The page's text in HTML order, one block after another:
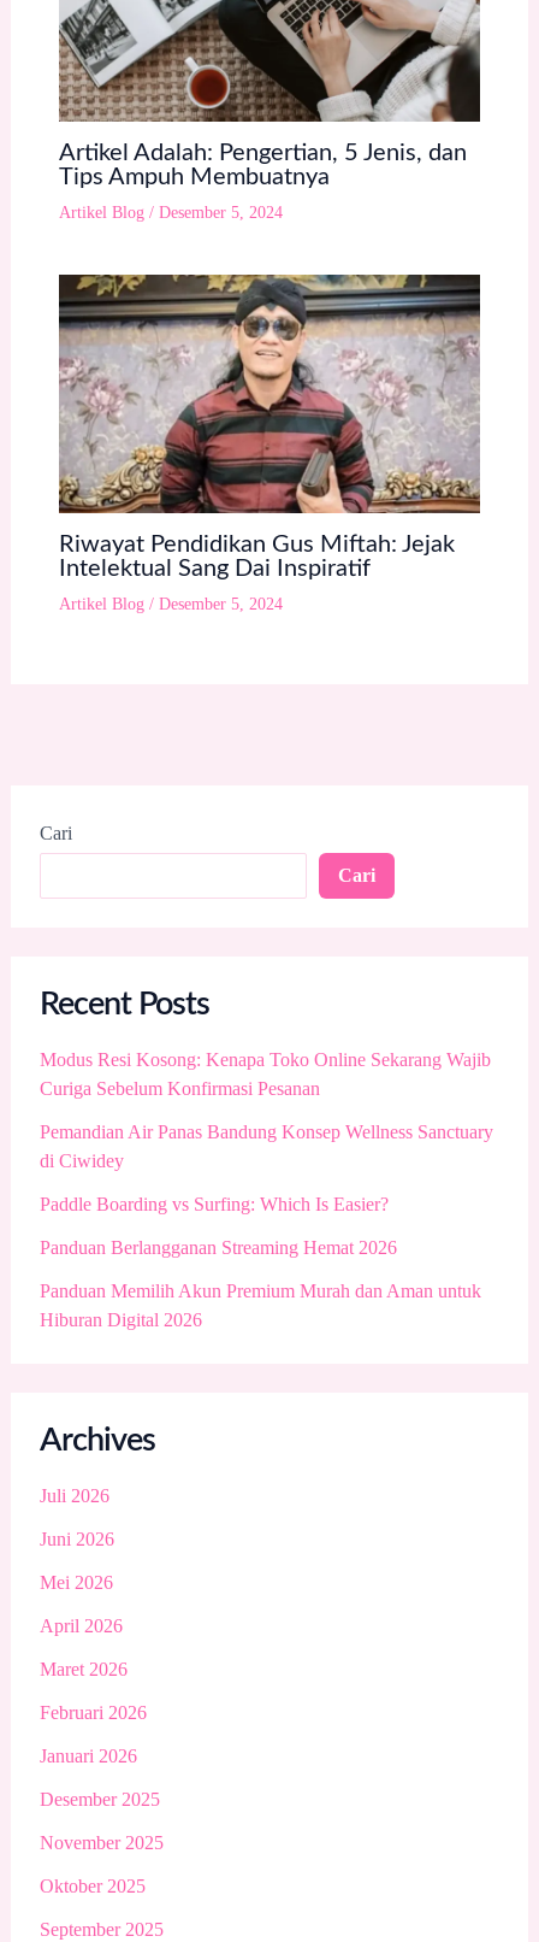
Cari
Cari
Recent Posts
Modus Resi Kosong: Kenapa Toko Online Sekarang Wajib
Curiga Sebelum Konfirmasi Pesanan
Pemandian Air Panas Bandung Konsep Wellness Sanctuary
di Ciwidey
Paddle Boarding vs Surfing: Which Is Easier?
Panduan Berlangganan Streaming Hemat 2026
Panduan Memilih Akun Premium Murah dan Aman untuk
Hiburan Digital 2026
Archives
Juli 2026
Juni 2026
Mei 2026
April 2026
Maret 2026
Februari 2026
Januari 2026
Desember 2025
November 2025
Oktober 2025
September 2025
Artikel Adalah: Pengertian, 5 Jenis, dan
Tips Ampuh Membuatnya
Artikel Blog/ Desember 5, 2024
Riwayat Pendidikan Gus Miftah: Jejak
Intelektual Sang Dai Inspiratif
Artikel Blog/ Desember 5, 2024